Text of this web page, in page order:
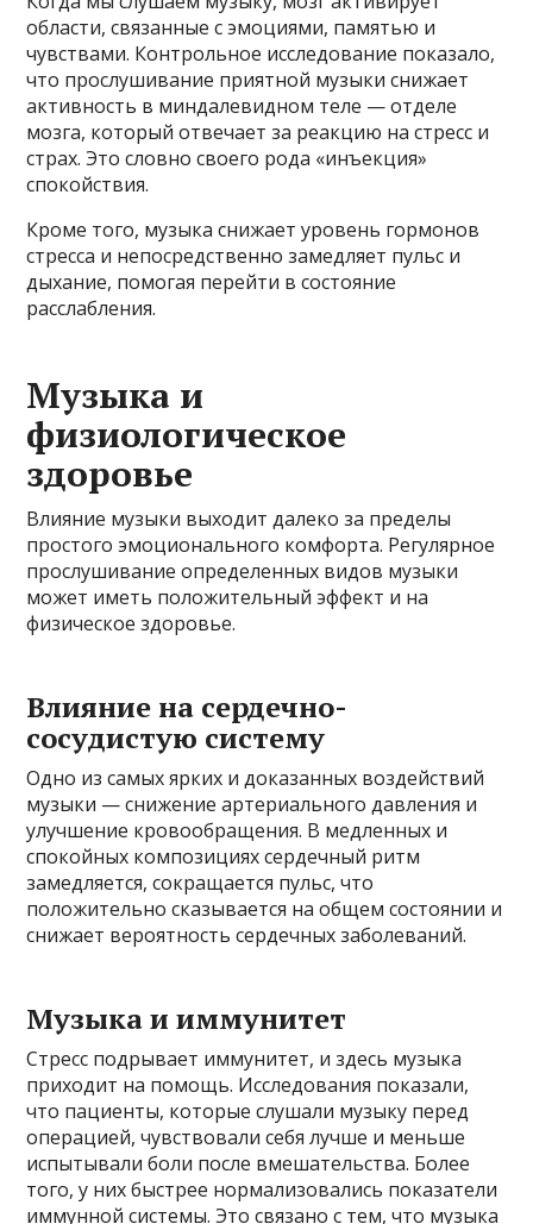
области, связанные с эмоциями, памятью и
чувствами. Контрольное исследование показало,
что прослушивание приятной музыки снижает
активность в миндалевидном теле — отделе
мозга, который отвечает за реакцию на стресс и
страх. Это словно своего рода «инъекция»
спокойствия.
Кроме того, музыка снижает уровень гормонов
стресса и непосредственно замедляет пульс и
дыхание, помогая перейти в состояние
расслабления.
Музыка и
физиологическое
здоровье
Влияние музыки выходит далеко за пределы
простого эмоционального комфорта. Регулярное
прослушивание определенных видов музыки
может иметь положительный эффект и на
физическое здоровье.
Влияние на сердечно-
сосудистую систему
Одно из самых ярких и доказанных воздействий
музыки — снижение артериального давления и
улучшение кровообращения. В медленных и
спокойных композициях сердечный ритм
замедляется, сокращается пульс, что
положительно сказывается на общем состоянии и
снижает вероятность сердечных заболеваний.
Музыка и иммунитет
Стресс подрывает иммунитет, и здесь музыка
приходит на помощь. Исследования показали,
что пациенты, которые слушали музыку перед
операцией, чувствовали себя лучше и меньше
испытывали боли после вмешательства. Более
того, у них быстрее нормализовались показатели
иммунной системы. Это связано с тем, что музыка